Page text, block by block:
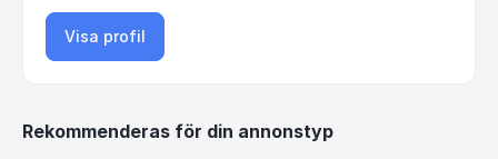
Visa profil
Rekommenderas för din annonstyp